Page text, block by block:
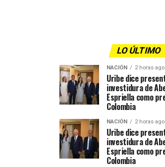
LO ÚLTIMO
NACIÓN 2 horas ago
Uribe dice
investidura de
Espriella como
Colombia
NACIÓN 2 horas ago
Uribe dice
investidura de
Espriella como
Colombia